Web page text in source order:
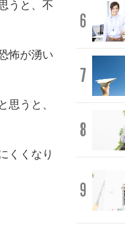
うと、不
怖が湧い
思うと、
くくなり
6
7
8
9